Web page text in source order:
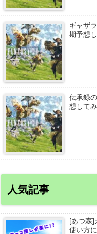
ギャザ
期予想
伝承録
想して
人気記事
[あつ森]
使い方